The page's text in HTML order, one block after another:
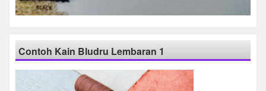
Contoh Kain Bludru Lembaran 1